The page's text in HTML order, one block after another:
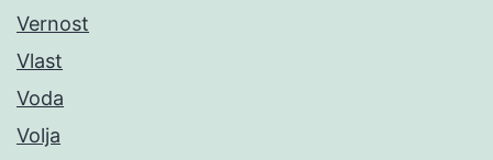
Vernost
Vlast
Voda
Volja